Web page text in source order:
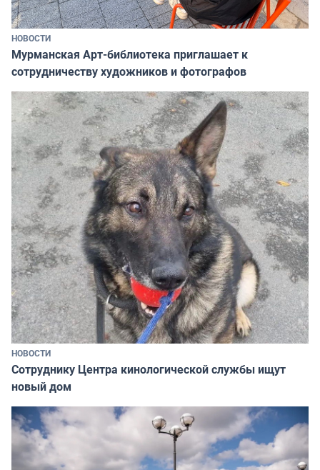
НОВОСТИ
Мурманская Арт-библиотека приглашает к
сотрудничеству художников и фотографов
НОВОСТИ
Сотруднику Центра кинологической службы ищут
новый дом